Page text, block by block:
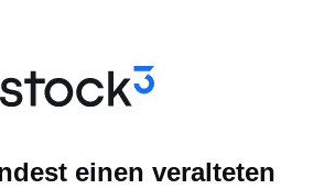
einen veralteten